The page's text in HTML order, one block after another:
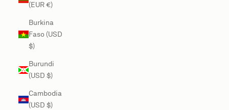
(EUR €)
Burkina
Faso (USD
$)
Burundi
(USD $)
Cambodia
(USD $)